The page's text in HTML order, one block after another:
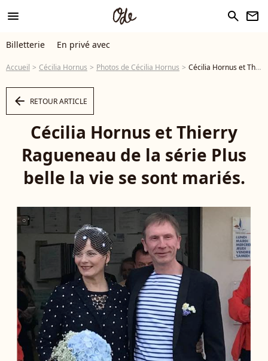
menu search newsletter
Billetterie En privé avec
Accueil Cécilia Hornus Photos de Cécilia Hornus Cécilia Hornus et Thierry Ragueneau de la série Plus belle la vie se sont mariés. - Photo
arrow_left RETOUR ARTICLE
Cécilia Hornus et Thierry
Ragueneau de la série Plus
belle la vie se sont mariés.